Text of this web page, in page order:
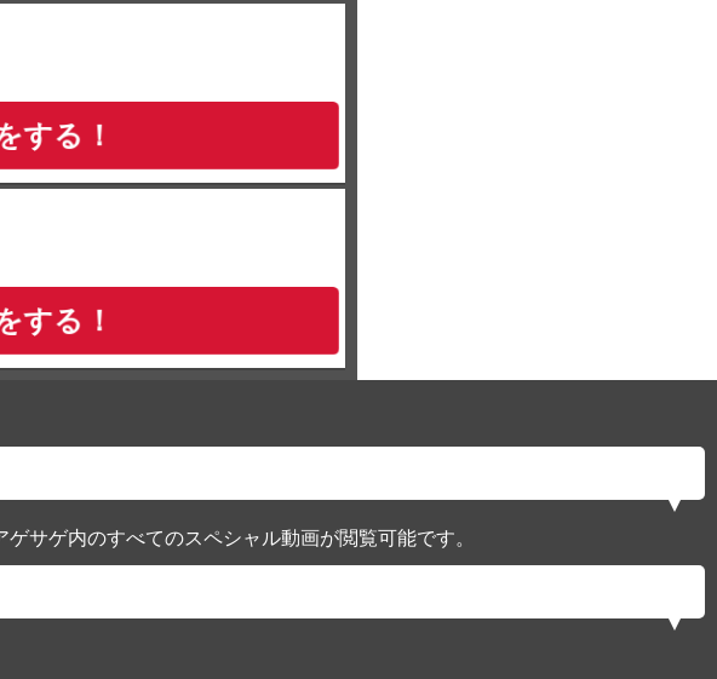
する！
する！
サゲ内のすべてのスペシャル動画が閲覧可能です。